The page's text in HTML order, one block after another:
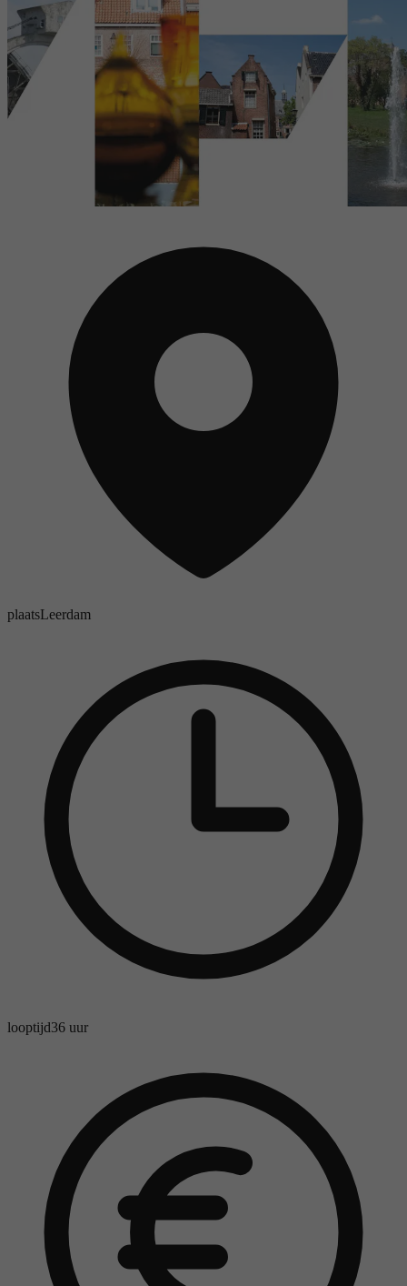
plaatsLeerdam
looptijd36 uur